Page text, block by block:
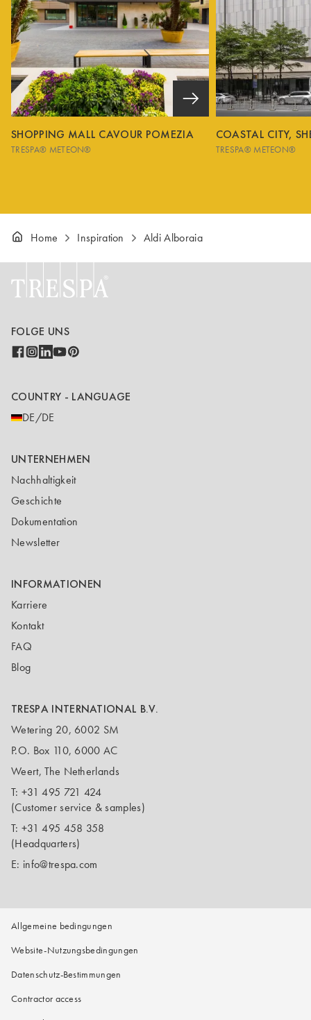
SHOPPING MALL CAVOUR POMEZIA
TRESPA® METEON®
COASTAL CITY,
TRESPA® METEON®
Home Inspiration Aldi Alboraia
FOLGE UNS
COUNTRY - LANGUAGE
DE/DE
UNTERNEHMEN
Nachhaltigkeit
Geschichte
Dokumentation
Newsletter
INFORMATIONEN
Karriere
Kontakt
FAQ
Blog
TRESPA INTERNATIONAL B.V.
Wetering 20, 6002 SM
P.O. Box 110, 6000 AC
Weert, The Netherlands
T: +31 495 721 424
(Customer service & samples)
T: +31 495 458 358
(Headquarters)
E: info@trespa.com
Allgemeine bedingungen
Website-Nutzungsbedingungen
Datenschutz-Bestimmungen
Contractor access